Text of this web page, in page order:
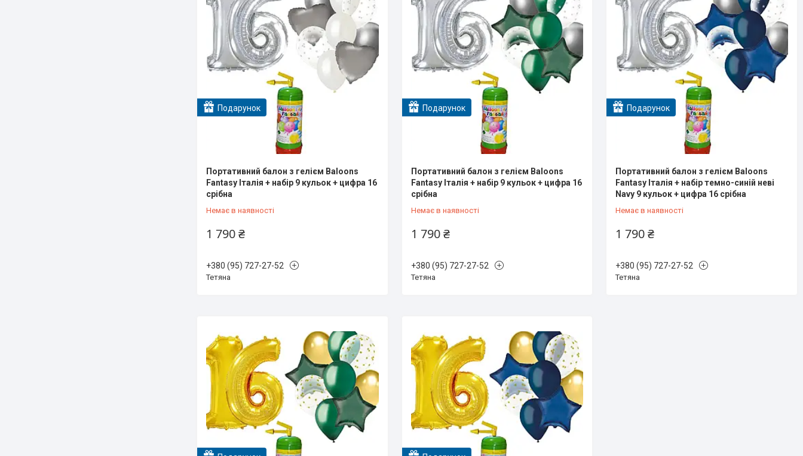
Подарунок
Портативний балон з гелієм Baloons
Fantasy Італія + набір 9 кульок + цифра 16
срібна
Немає в наявності
1 790 ₴
+380 (95) 727-27-52
Тетяна
Подарунок
Портативний балон з гелієм Baloons
Fantasy Італія + набір 9 кульок + цифра 16
срібна
Немає в наявності
1 790 ₴
+380 (95) 727-27-52
Тетяна
Подарунок
Портативний балон з гелієм Baloons
Fantasy Італія + набір темно-синій неві
Navy 9 кульок + цифра 16 срібна
Немає в наявності
1 790 ₴
+380 (95) 727-27-52
Тетяна